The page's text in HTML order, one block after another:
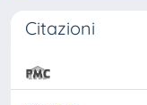
Citazioni